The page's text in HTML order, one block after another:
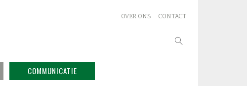
OVER ONS CONTACT
COMMUNICATIE